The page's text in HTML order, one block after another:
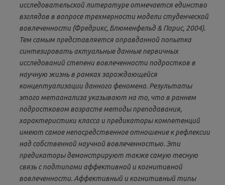
исследовательской литературе отмечается единство
взглядов в вопросе трехмерности модели студенческой
вовлеченности (Фредрикс, Блюменфельд & Парис, 2004).
Тем самым представляется оправданной попытка
синтезировать актуальные данные первичных
исследований степени вовлеченности подростков в
научную жизнь в рамках зарождающейся
концептуализации данного феномена. Результаты
этого метаанализа указывают на то, что в раннем
подростковом возрасте методы преподавания,
характеристики класса и предикаторы компетенций
имеют самое непосредственное отношение к рефлексии
над собственной научной вовлеченностью. Эти
предикаторы демонстрируют также самую тесную
связь с подтипами аффективной и когнитивной
вовлеченности. Аффективный и когнитивный типы